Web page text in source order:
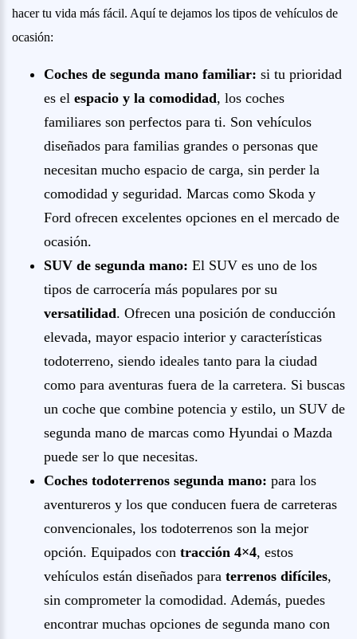
hacer tu vida más fácil. Aquí te dejamos los tipos de vehículos de
ocasión:
Coches de segunda mano familiar: si tu prioridad
es el espacio y la comodidad, los coches
familiares son perfectos para ti. Son vehículos
diseñados para familias grandes o personas que
necesitan mucho espacio de carga, sin perder la
comodidad y seguridad. Marcas como Skoda y
Ford ofrecen excelentes opciones en el mercado de
ocasión.
SUV de segunda mano: El SUV es uno de los
tipos de carrocería más populares por su
versatilidad. Ofrecen una posición de conducción
elevada, mayor espacio interior y características
todoterreno, siendo ideales tanto para la ciudad
como para aventuras fuera de la carretera. Si buscas
un coche que combine potencia y estilo, un SUV de
segunda mano de marcas como Hyundai o Mazda
puede ser lo que necesitas.
Coches todoterrenos segunda mano: para los
aventureros y los que conducen fuera de carreteras
convencionales, los todoterrenos son la mejor
opción. Equipados con tracción 4×4, estos
vehículos están diseñados para terrenos difíciles,
sin comprometer la comodidad. Además, puedes
encontrar muchas opciones de segunda mano con